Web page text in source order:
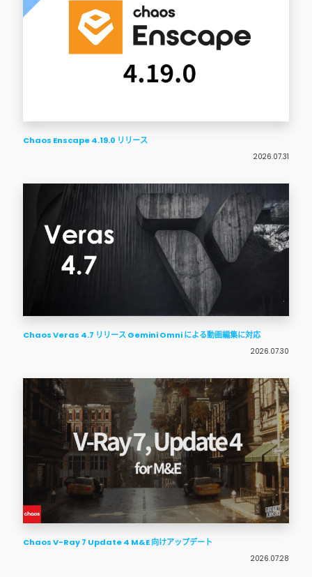
Chaos Enscape 4.19.0 リリース
2026.07.31
Chaos Veras 4.7 リリース Gemini Omni による動画編集に対応
2026.07.30
Chaos V-Ray 7 Update 4 M&E 向けアップデート
2026.07.28